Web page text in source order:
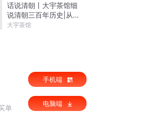
话说清朝丨大宇茶馆细
说清朝三百年历史|从努
尔哈赤到末代皇帝溥仪|
大宇茶馆
单
手机端
电脑端